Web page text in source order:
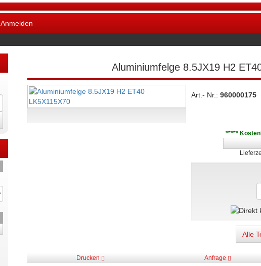
Anmelden
Aluminiumfelge 8.5JX19 H2
Art.- Nr.: 960000175
*****
Alle
Drucken Anfrage